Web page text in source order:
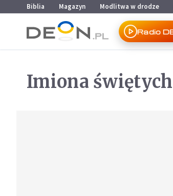
Przejdź do menu głównego
Przejdź do treści
Biblia Magazyn Modlitwa w drodze
Radio
Imiona świętych